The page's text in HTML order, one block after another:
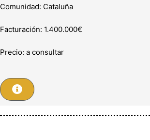
Comunidad: Cataluña
Facturación: 1.400.000€
Precio: a consultar